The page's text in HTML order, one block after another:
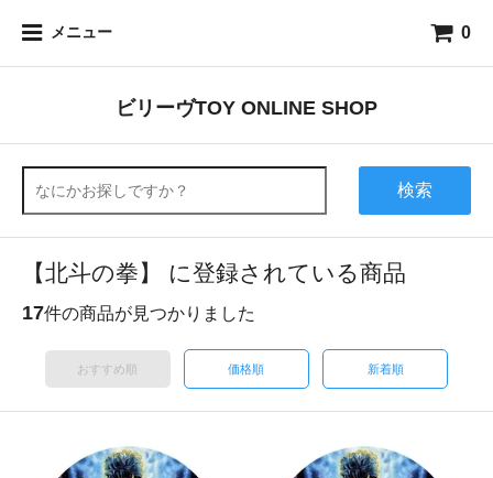
メニュー 0
ビリーヴTOY ONLINE SHOP
検索
【北斗の拳】 に登録されている商品
17件の商品が見つかりました
おすすめ順 価格順 新着順